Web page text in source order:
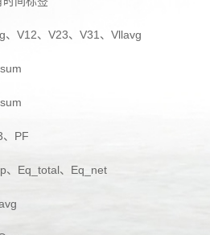
、V12、V23、V31、Vllavg
、PF
、Eq_total、Eq_net